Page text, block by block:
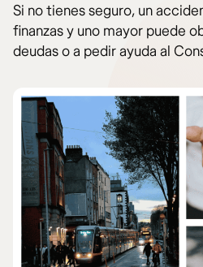
Si no tienes seguro, un
finanzas y uno mayor puede
deudas o a pedir ayuda al